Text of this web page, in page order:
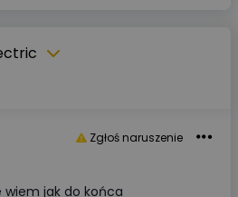
Zgłoś naruszenie
wiem jak do końca